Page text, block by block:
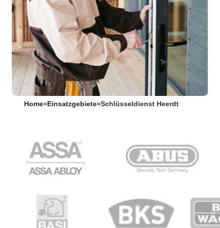
Home» Einsatzgebiete»Schlüsseldienst Heerdt